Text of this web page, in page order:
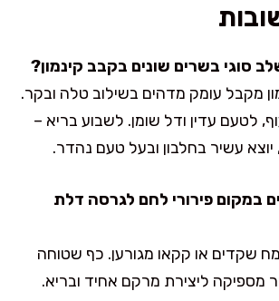
מקבל עומק מדהים בשילוב טלה ובקר.
לטעם עדין ודל שומן. לשבוע בריא –
יוצא עשיר בחלבון ובעל טעם נהדר.
במקום פירורי לחם לגרסה דלת
שקדים או קקאו מגורען. כף שטוחה
בשר מספיקה ליצירת מרקם אחיד ובריא.